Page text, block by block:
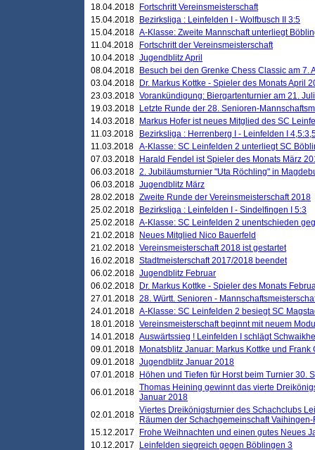
18.04.2018
Fortschritt Vereinsmeisterschaft
15.04.2018
Bezirksliga : Leinfelden I - Wolfbusch II 3:5
15.04.2018 A-Klasse: Zweite Mannschaft unterliegt
11.04.2018
Fortschritt der Vereinsmeisterschaft
10.04.2018 Jugendblitz April
08.04.2018
Besuch bei den Grenke Chess Classic am 7.
03.04.2018
Dr. Markus Kottke - Spieler des Monats April
23.03.2018 Vorankündigung: Biergartenturnier am 21.
19.03.2018
Letzte Runde der 28. Senioren-
14.03.2018
Markus Hofer ist neues Mitglied des SC
11.03.2018
Bezirksliga : Herrenberg I - Leinfelden I
11.03.2018 A-Klasse: SC Leinfelden 2 unterliegt SC
07.03.2018
Harald Fendel ist Spieler des Monats März
06.03.2018 2. Jubiläumsturnier "Uta Röchling" in
06.03.2018 Jugendblitz März
28.02.2018 Zweite Runde der Vereinsmeisterschaft 2018
25.02.2018
Bezirksliga : Leinfelden I - Sindelfingen I 5:3
25.02.2018 A-Klasse: SC Leinfelden 2 unentschieden
21.02.2018
Neues Mitglied Nico Bauerfeld
21.02.2018 Vereinsmeisterschaft 2018 ist gestartet
16.02.2018 Stadtmeisterschaft 2017/2018 beendet
06.02.2018 Jugendblitz Februar
06.02.2018
Dr. Markus Kottke - Spieler des Monats
27.01.2018 28. Württ. Senioren -
24.01.2018 A-Klasse: SC Leinfelden 2 besiegt SC
18.01.2018 Vereinsmeisterschaft beginnt mit neuem
14.01.2018 Auswärtssieg ! Leinfelden I schlägt
09.01.2018
Monatsblitz Januar: Markus Kottke und
09.01.2018 Jugendblitz Januar 2018
07.01.2018
Höhen und Tiefen für Horst beim Turnier 30.
06.01.2018 Thomas Heining gewinnt das vierte
Januar 2018
02.01.2018 Viertes Dreikönigsturnier des Schachclubs
Räumen der Schachgemeinschaft
15.12.2017
Frohe Weihnachten und einen gutes Neues
10.12.2017
Leinfelden siegreich gegen Böblingen 3